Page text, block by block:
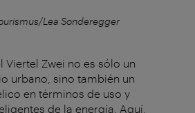
Lea Sonderegger
Viertel Zwei no es sólo un
urbano, sino también un
en términos de uso y
de la energía. Aquí,